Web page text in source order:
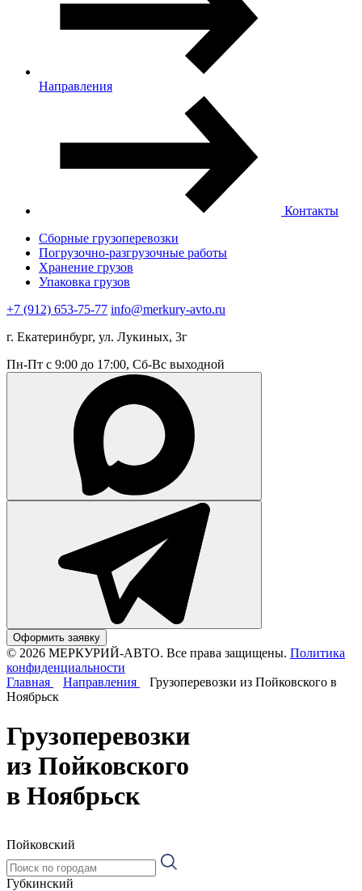
Направления
Контакты
Сборные грузоперевозки
Погрузочно-разгрузочные работы
Хранение грузов
Упаковка грузов
+7 (912) 653-75-77 info@merkury-avto.ru
г. Екатеринбург, ул. Лукиных, 3г
Пн-Пт с 9:00 до 17:00, Сб-Вс выходной
Оформить заявку
© 2026 МЕРКУРИЙ-АВТО. Все права защищены. Политика
конфиденциальности
Главная
Направления
Грузоперевозки из Пойковского в
Ноябрьск
Грузоперевозки
из Пойковского
в Ноябрьск
Пойковский
Губкинский